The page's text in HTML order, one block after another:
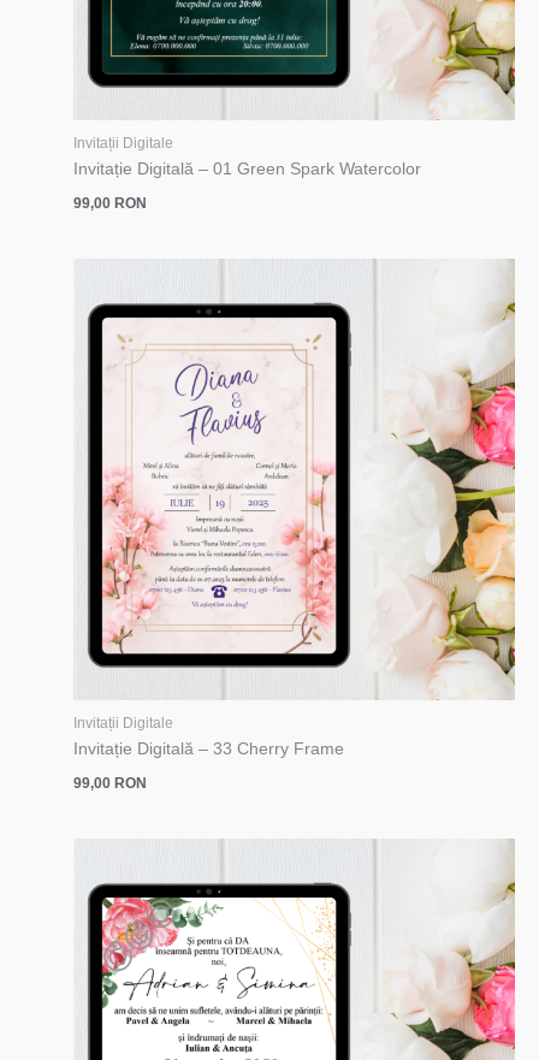
Invitații Digitale
Invitație Digitală – 01 Green Spark Watercolor
99,00 RON
Invitații Digitale
Invitație Digitală – 33 Cherry Frame
99,00RON